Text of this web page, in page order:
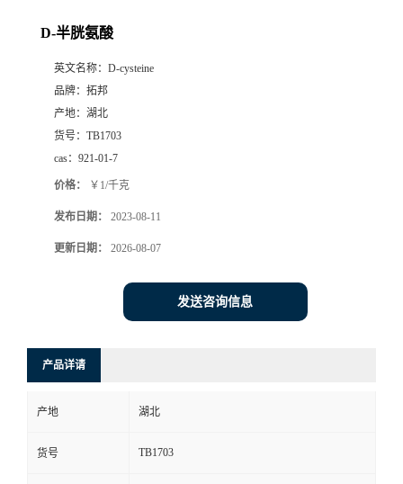
D-半胱氨酸
英文名称： D-cysteine
品牌： 拓邦
产地： 湖北
货号： TB1703
cas： 921-01-7
价格： ￥1/千克
发布日期： 2023-08-11
更新日期： 2026-08-07
发送咨询信息
产品详请
产地 湖北
货号 TB1703